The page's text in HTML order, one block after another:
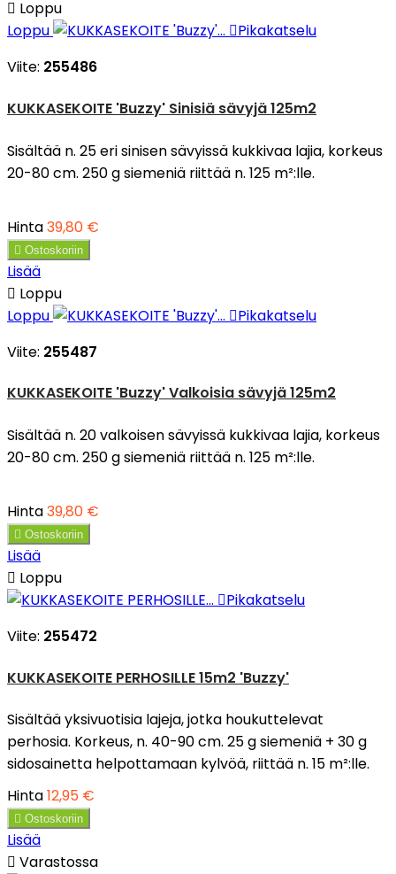
 Loppu
Loppu
Pikakatselu
Viite: 255486
KUKKASEKOITE 'Buzzy' Sinisiä sävyjä 125m2
Sisältää n. 25 eri sinisen sävyissä kukkivaa lajia, korkeus
20-80 cm. 250 g siemeniä riittää n. 125 m²:lle.
Hinta39,80 €
 Ostoskoriin
Lisää
 Loppu
Loppu
Pikakatselu
Viite: 255487
KUKKASEKOITE 'Buzzy' Valkoisia sävyjä 125m2
Sisältää n. 20 valkoisen sävyissä kukkivaa lajia, korkeus
20-80 cm. 250 g siemeniä riittää n. 125 m²:lle.
Hinta39,80 €
 Ostoskoriin
Lisää
 Loppu
Pikakatselu
Viite: 255472
KUKKASEKOITE PERHOSILLE 15m2 'Buzzy'
Sisältää yksivuotisia lajeja, jotka houkuttelevat
perhosia. Korkeus, n. 40-90 cm. 25 g siemeniä + 30 g
sidosainetta helpottamaan kylvöä, riittää n. 15 m²:lle.
Hinta12,95 €
 Ostoskoriin
Lisää
 Varastossa